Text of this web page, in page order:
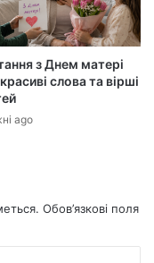
з Днем матері
слова та вірші
ago
Обов’язкові поля